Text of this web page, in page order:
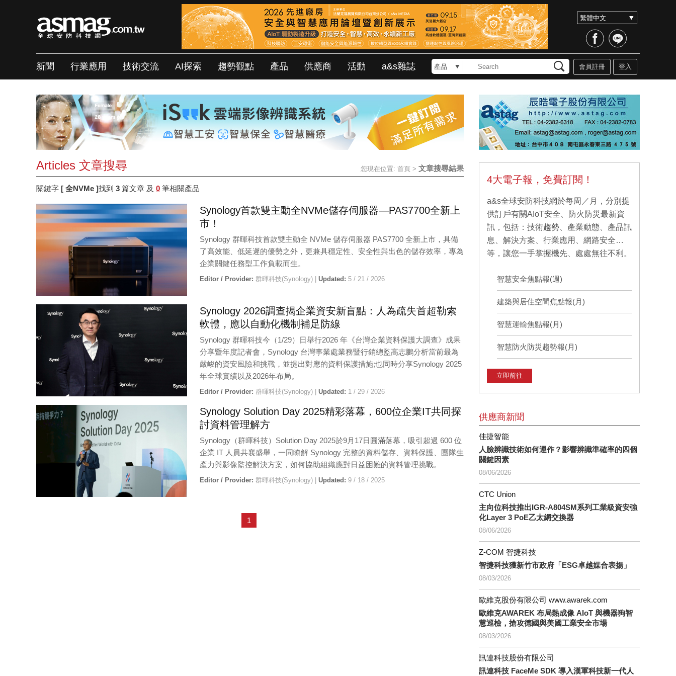
新聞 行業應用 技術交流 AI探索 趨勢觀點 產品 供應商 活動 a&s雜誌 登入
會員註冊
您現在位置: 首頁 > 文章搜尋結果
Articles 文章搜尋
關鍵字 [ 全NVMe ]找到 3 篇文章 及 0 筆相關產品
Synology首款雙主動全NVMe儲存伺服器—PAS7700全新上
市！
Synology 群暉科技首款雙主動全 NVMe 儲存伺服器 PAS7700 全新上市，具備
了高效能、低延遲的優勢之外，更兼具穩定性、安全性與出色的儲存效率，專為
企業關鍵任務型工作負載而生。
Editor / Provider: 群暉科技(Synology) | Updated: 5 / 21 / 2026
Synology 2026調查揭企業資安新盲點：人為疏失首超勒索
軟體，應以自動化機制補足防線
Synology 群暉科技今（1/29）日舉行2026 年《台灣企業資料保護大調查》成果
分享暨年度記者會，Synology 台灣事業處業務暨行銷總監高志鵬分析當前最為
嚴峻的資安風險和挑戰，並提出對應的資料保護措施;也同時分享Synology 2025
年全球實績以及2026年布局。
Editor / Provider: 群暉科技(Synology) | Updated: 1 / 29 / 2026
Synology Solution Day 2025精彩落幕，600位企業IT共同探
討資料管理解方
Synology（群暉科技）Solution Day 2025於9月17日圓滿落幕，吸引超過 600 位
企業 IT 人員共襄盛舉，一同瞭解 Synology 完整的資料儲存、資料保護、團隊生
產力與影像監控解決方案，如何協助組織應對日益困難的資料管理挑戰。
Editor / Provider: 群暉科技(Synology) | Updated: 9 / 18 / 2025
1
4大電子報，免費訂閱！
a&s全球安防科技網於每周／月，分別提
供訂戶有關AIoT安全、防火防災最新資
訊，包括：技術趨勢、產業動態、產品訊
息、解決方案、行業應用、網路安全…
等，讓您一手掌握機先、處處無往不利。
智慧安全焦點報(週)
建築與居住空間焦點報(月)
智慧運輸焦點報(月)
智慧防火防災趨勢報(月)
立即前往
供應商新聞
佳捷智能
人臉辨識技術如何運作？影響辨識準確率的四個
關鍵因素
08/06/2026
CTC Union
主向位科技推出IGR-A804SM系列工業級資安強
化Layer 3 PoE乙太網交換器
08/06/2026
Z-COM 智捷科技
智捷科技獲新竹市政府「ESG卓越媒合表揚」
08/03/2026
歐維克股份有限公司 www.awarek.com
歐維克AWAREK 布局熱成像 AIoT 與機器狗智
慧巡檢，搶攻德國與美國工業安全市場
08/03/2026
訊連科技股份有限公司
訊連科技 FaceMe SDK 導入漢軍科技新一代人